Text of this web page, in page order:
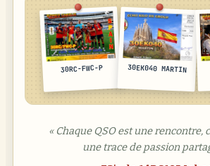
30RC-FWC-P 30EK040 MARTIN
« Chaque QSO est une rencontre,
une trace de passion